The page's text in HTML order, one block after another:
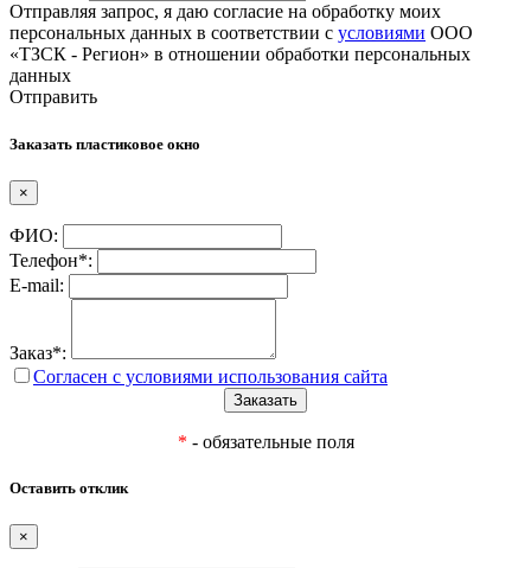
Отправляя запрос, я даю согласие на обработку моих
персональных данных в соответствии с условиями ООО
«ТЗСК - Регион» в отношении обработки персональных
данных
Отправить
Заказать пластиковое окно
×
ФИО:
Телефон*:
E-mail:
Заказ*:
Согласен с условиями использования сайта
* - обязательные поля
Оставить отклик
×